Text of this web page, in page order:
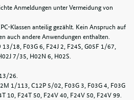
Anmeldungen unter Vermeidung von
Klassen anteilig gezählt. Kein Anspruch auf
auch andere Anwendungen enthalten.
18, F03G 6, F24J 2, F24S, G05F 1/67,
7/35, H02N 6, H02S.
26.
1/113, C12P 5/02, F03G 3, F03G 4, F03G
10, F24T 50, F24V 40, F24V 50, F24V 99.